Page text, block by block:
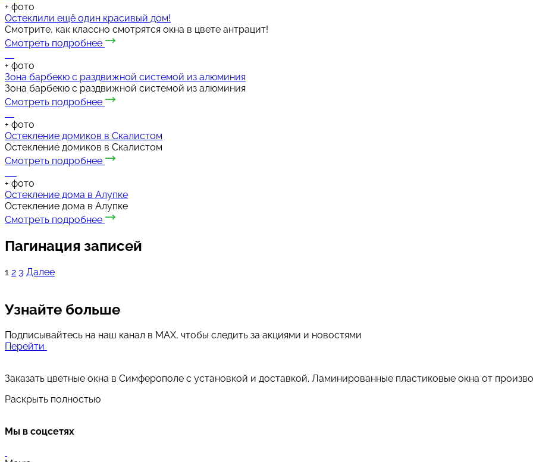
+ фото
Остеклили ещё один красивый дом!
Смотрите, как классно смотрятся окна в цвете антрацит!
Смотреть подробнее
+ фото
Зона барбекю с раздвижной системой из алюминия
Зона барбекю с раздвижной системой из алюминия
Смотреть подробнее
+ фото
Остекление домиков в Скалистом
Остекление домиков в Скалистом
Смотреть подробнее
+ фото
Остекление дома в Алупке
Остекление дома в Алупке
Смотреть подробнее
Пагинация записей
1 2 3 Далее
Узнайте больше
Подписывайтесь на наш канал в MAX, чтобы следить за акциями и новостями
Перейти
Заказать цветные окна в Симферополе с установкой и доставкой. Ламинированные пластиковые окна от
Раскрыть полностью
Мы в соцсетях